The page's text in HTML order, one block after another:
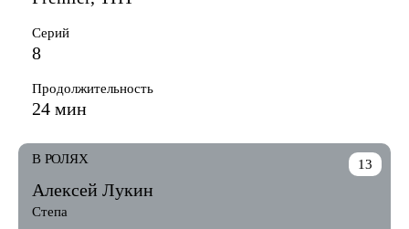
Серий
8
Продолжительность
24 мин
13
В РОЛЯХ
Алексей Лукин
Степа